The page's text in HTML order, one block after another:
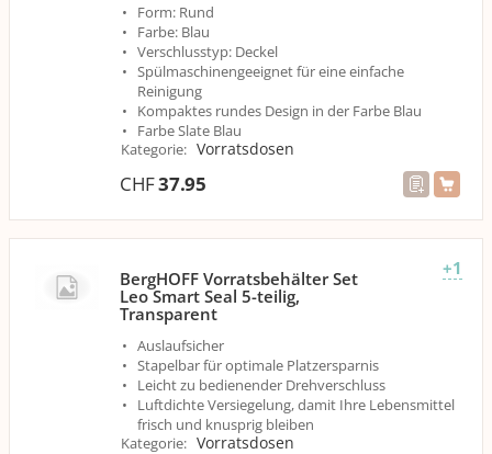
Form: Rund
Farbe: Blau
Verschlusstyp: Deckel
Spülmaschinengeeignet für eine einfache
Reinigung
Kompaktes rundes Design in der Farbe Blau
Farbe Slate Blau
Kategorie: Vorratsdosen
CHF37.95
+1
BergHOFF Vorratsbehälter Set
Leo Smart Seal 5-teilig,
Transparent
Auslaufsicher
Stapelbar für optimale Platzersparnis
Leicht zu bedienender Drehverschluss
Luftdichte Versiegelung, damit Ihre Lebensmittel
frisch und knusprig bleiben
Kategorie: Vorratsdosen